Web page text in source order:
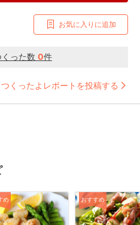
お気に入りに追加
った数 0件
つくったよレポートを投稿する
め おすすめ